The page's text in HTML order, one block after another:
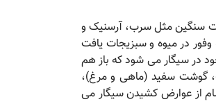
سنگین مثل سرب، آرسنیک و
در میوه و سبزیجات یافت
در سیگار می شود که باز هم
گوشت سفید (ماهی و مرغ)،
از عوارض کشیدن سیگار می